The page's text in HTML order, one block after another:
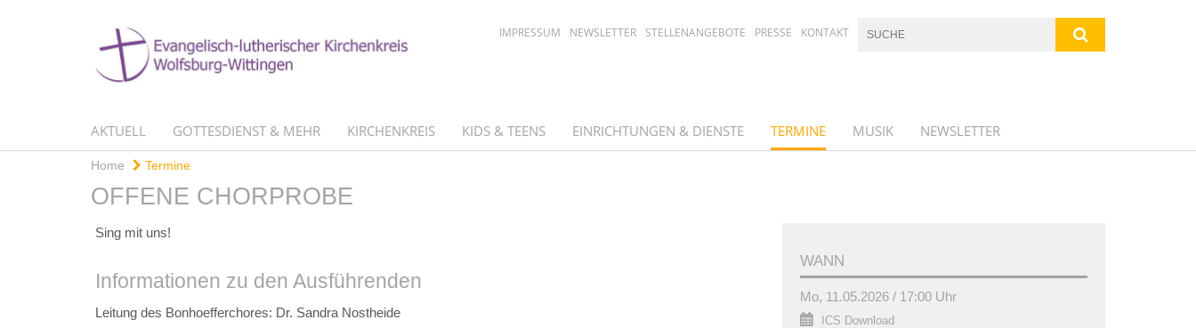
IMPRESSUM NEWSLETTER STELLENANGEBOTE PRESSE KONTAKT
AKTUELL GOTTESDIENST & MEHR KIRCHENKREIS KIDS & TEENS EINRICHTUNGEN & DIENSTE TERMINE MUSIK NEWSLETTER
Home Termine
OFFENE CHORPROBE
Sing mit uns!
Informationen zu den Ausführenden
Leitung des Bonhoefferchores: Dr. Sandra Nostheide
WANN
Mo, 11.05.2026 / 17:00 Uhr
ICS Download